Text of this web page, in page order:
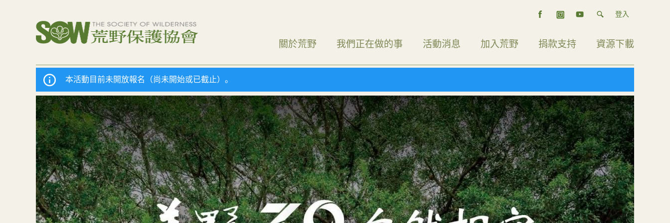
登入
關於荒野 我們正在做的事 活動消息 加入荒野 捐款支持 資源下載
本活動目前未開放報名（尚未開始或已截止）。